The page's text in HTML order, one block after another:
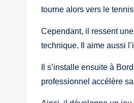
tourne alors vers le
Cependant, il ressent
technique. Il aime aussi
Il s’installe ensuite à
professionnel accélère